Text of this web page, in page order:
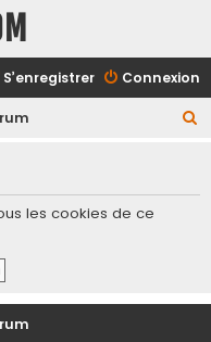
Connexion
S’enregistrer
h
les cookies de ce